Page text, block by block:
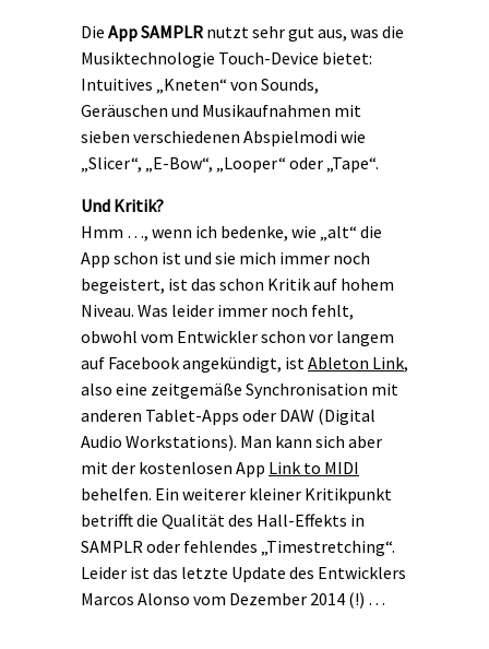
Die AppSAMPLR nutzt sehr gut aus, was die
Musiktechnologie Touch-Device bietet:
Intuitives „Kneten“ von Sounds,
Geräuschen und Musikaufnahmen mit
sieben verschiedenen Abspielmodi wie
„Slicer“, „E-Bow“, „Looper“ oder „Tape“.
Und Kritik?
Hmm …, wenn ich bedenke, wie „alt“ die
App schon ist und sie mich immer noch
begeistert, ist das schon Kritik auf hohem
Niveau. Was leider immer noch fehlt,
obwohl vom Entwickler schon vor langem
auf Facebook angekündigt, istAbleton Link,
also eine zeitgemäße Synchronisation mit
anderen Tablet-Apps oder DAW (Digital
Audio Workstations). Man kann sich aber
mit der kostenlosen App Link to MIDI
behelfen. Ein weiterer kleiner Kritikpunkt
betrifft die Qualität des Hall-Effekts in
SAMPLR oder fehlendes „Timestretching“.
Leider ist das letzte Update des Entwicklers
Marcos Alonso vom Dezember 2014 (!) …